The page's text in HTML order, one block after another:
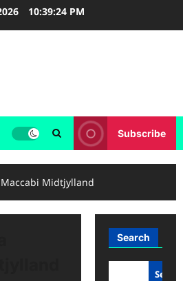
10:39:24 PM
Subscribe
Midtjylland
Search